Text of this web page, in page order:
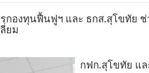
องทุนฟื้นฟูฯ และ ธกส.สุโขทัย ช่
ยม
กฟก.สุโขทัย แ